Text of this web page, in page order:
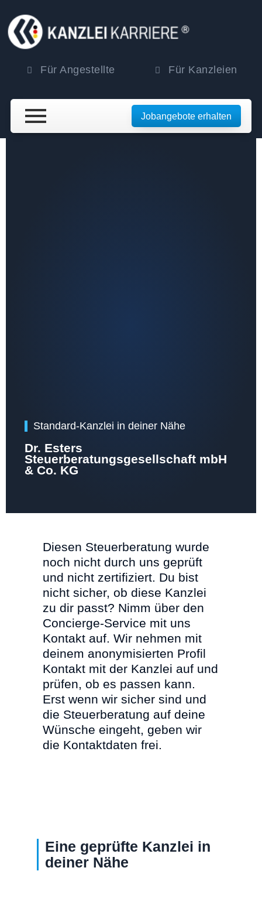
Für Angestellte Für Kanzleien
Jobangebote erhalten
Standard-Kanzlei in deiner Nähe
Dr. Esters
Steuerberatungsgesellschaft mbH
& Co. KG
Diesen Steuerberatung wurde
noch nicht durch uns geprüft
und nicht zertifiziert. Du bist
nicht sicher, ob diese Kanzlei
zu dir passt? Nimm über den
Concierge-Service mit uns
Kontakt auf. Wir nehmen mit
deinem anonymisierten Profil
Kontakt mit der Kanzlei auf und
prüfen, ob es passen kann.
Erst wenn wir sicher sind und
die Steuerberatung auf deine
Wünsche eingeht, geben wir
die Kontaktdaten frei.
Eine geprüfte Kanzlei in
deiner Nähe